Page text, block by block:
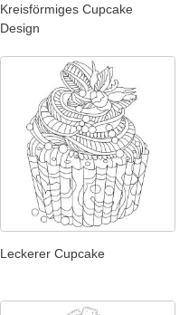
Kreisförmiges Cupcake
Design
Leckerer Cupcake